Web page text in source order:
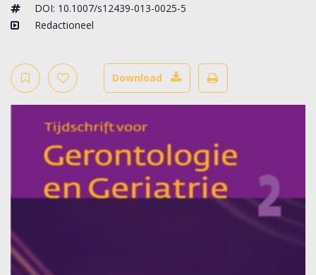
DOI: 10.1007/s12439-013-0025-5
Redactioneel
Download